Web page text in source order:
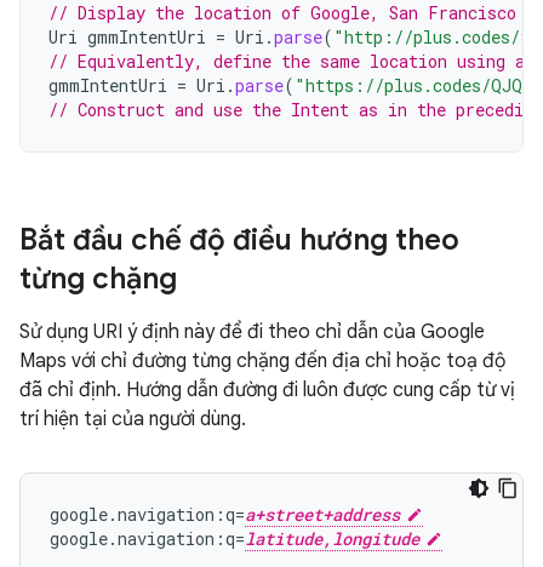
// Display the location of Google, San Francisco
Uri gmmIntentUri = Uri .parse( "http://plus.codes/
// Equivalently, define the same location using a
gmmIntentUri = Uri .parse( "https://plus.codes/
// Construct and use the Intent as in the preceding
Bắt đầu chế độ điều hướng theo
từng chặng
Sử dụng URI ý định này để đi theo chỉ dẫn của Google
Maps với chỉ đường từng chặng đến địa chỉ hoặc toạ độ
đã chỉ định. Hướng dẫn đường đi luôn được cung cấp từ vị
trí hiện tại của người dùng.
google.navigation:q=a+street+address
google.navigation:q=latitude,longitude